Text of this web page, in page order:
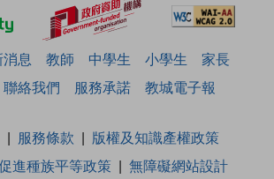
息 教師 中學生 小學生
家長
聯絡我們 服務承諾 教城電子報
服務條款
版權及知識產權政策
進種族平等政策 無障礙網站設計